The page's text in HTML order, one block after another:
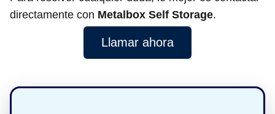
directamente con Metalbox Self Storage.
Llamar ahora